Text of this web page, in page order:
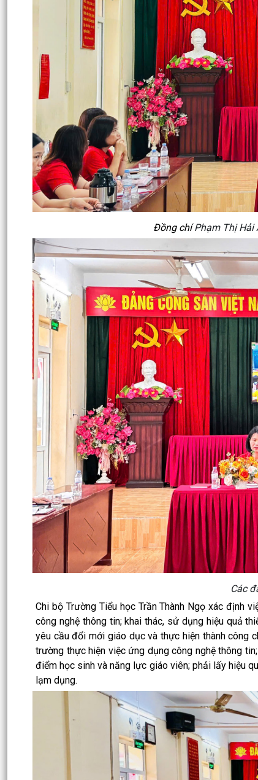
Đồng chíPhạm Thị Hải
Các
Chi bộ Trường Tiểu học Trần Thành Ngọ xác định
công nghệ thông tin; khai thác, sử dụng hiệu quả
yêu cầu đổi mới giáo dục và thực hiện thành công
trường thực hiện việc ứng dụng công nghệ thông tin
điểm học sinh và năng lực giáo viên; phải lấy hiệu
lạm dụng.